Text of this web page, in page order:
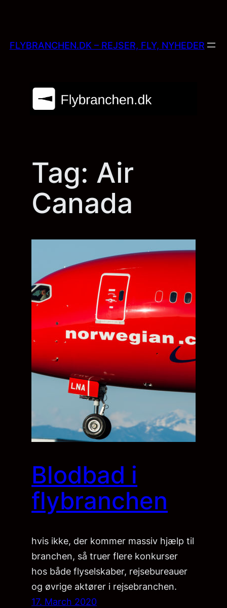
content
FLYBRANCHEN.DK – REJSER, FLY, NYHEDER
Tag: Air
Canada
Blodbad i
flybranchen
hvis ikke, der kommer massiv hjælp til
branchen, så truer flere konkurser
hos både flyselskaber, rejsebureauer
og øvrige aktører i rejsebranchen.
17. March 2020